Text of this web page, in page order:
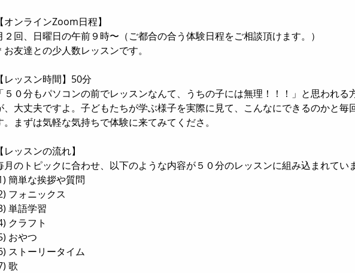
【オンラインZoom日程】
２回、日曜日の午前９時〜（ご都合の合う体験日程をご相談頂けます。）
お友達との少人数レッスンです。
【レッスン時間】50分
「５０分もパソコンの前でレッスンなんて、うちの子には無理！！！」と思われる
、大丈夫ですよ。子どもたちが学ぶ様子を実際に見て、こんなにできるのかと毎
。まずは気軽な気持ちで体験に来てみてくださ。
【レッスンの流れ】
月のトピックに合わせ、以下のような内容が５０分のレッスンに組み込まれていま
簡単な挨拶や質問
フォニックス
単語学習
クラフト
おやつ
ストーリータイム
歌